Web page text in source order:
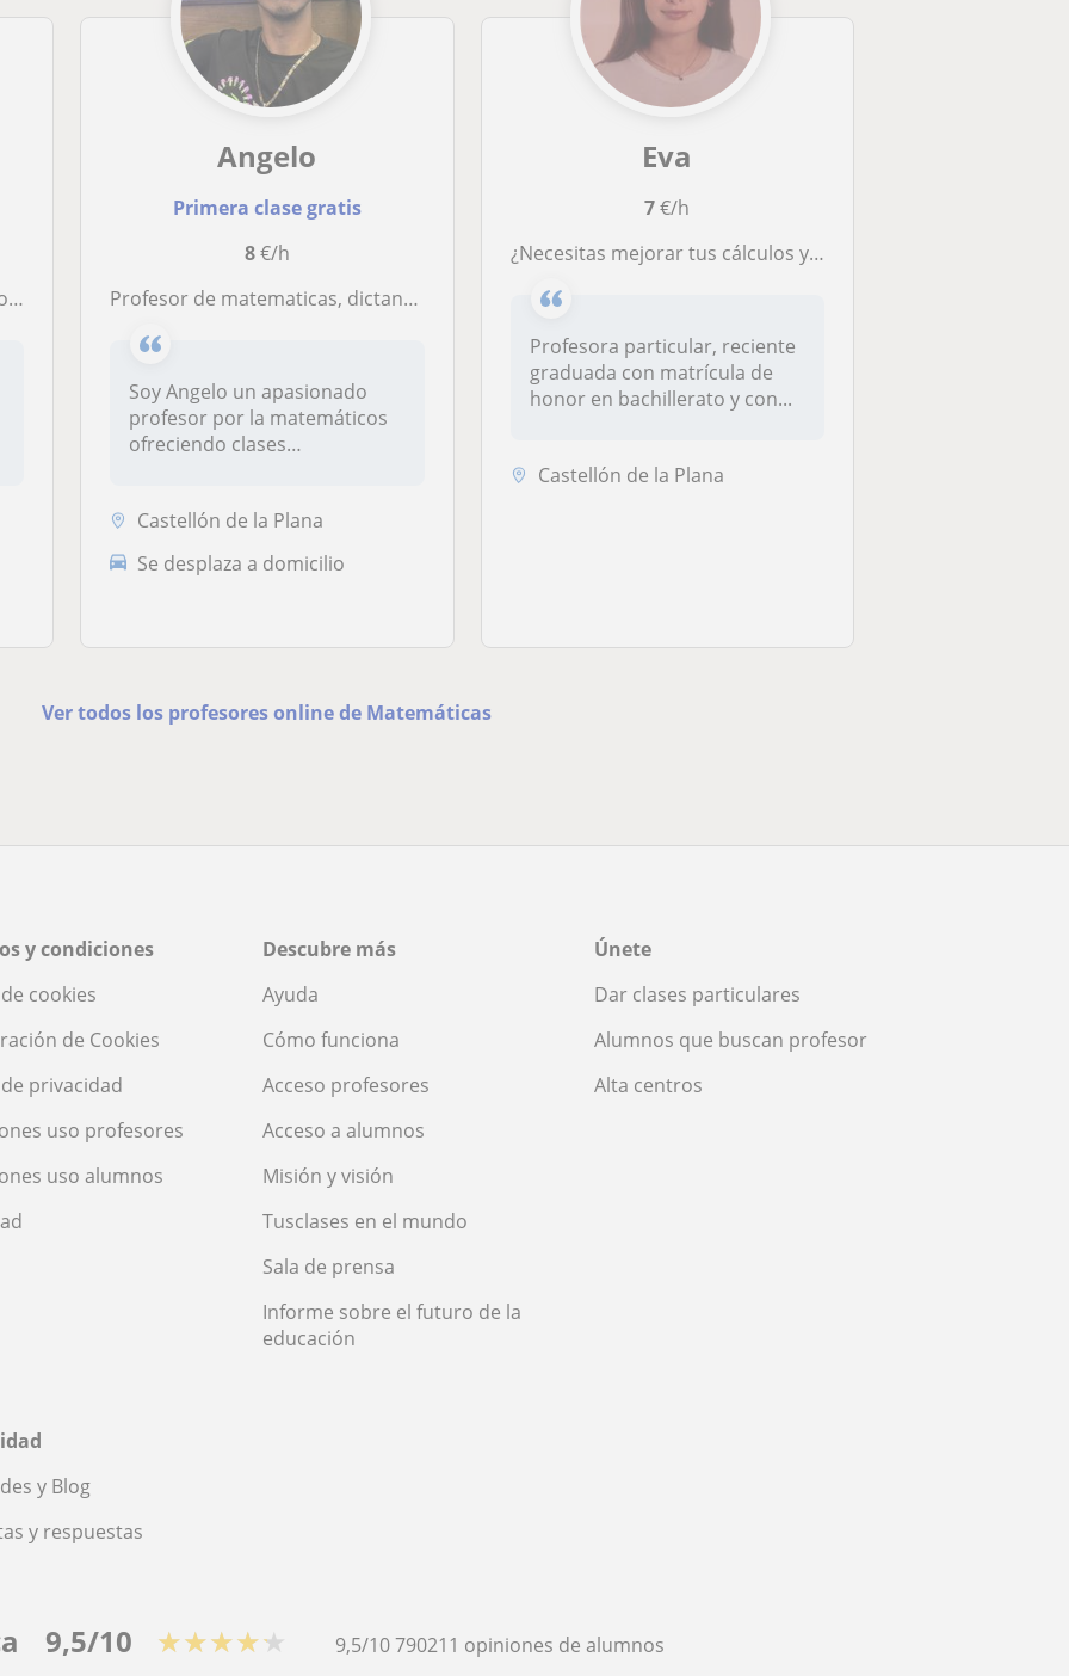
Angelo
Primera clase gratis
8€/h
Profesor de matematicas, dictando clases particulares de matematica para estudiantes escolares y bachiller
Soy Angelo un apasionado
profesor por la matemáticos
ofreciendo clases
Castellón de la Plana
Se desplaza a domicilio
Eva
7€/h
¿Necesitas mejorar tus cálculos y tu relación con los números? ¿O quizás quieres empezar a hablar un nuevo idioma? No dudes y contáctame!
Profesora particular, reciente
graduada con matrícula de
honor en bachillerato y con...
Castellón de la Plana
Ver todos los profesores online de Matemáticas
y condiciones
cookies
de Cookies
privacidad
uso profesores
uso alumnos
Descubre más
Ayuda
Cómo funciona
Acceso profesores
Acceso a alumnos
Misión y visión
Tusclases en el mundo
Sala de prensa
Informe sobre el futuro de la
educación
Únete
Dar clases particulares
Alumnos que buscan profesor
Alta centros
y Blog
y respuestas
9,5/10 ★★★★★ 9,5/10790211 opiniones de alumnos